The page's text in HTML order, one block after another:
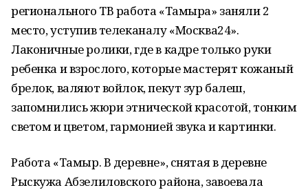
регионального ТВ работа «Тамыра» заняли 2
место, уступив телеканалу «Москва24».
Лаконичные ролики, где в кадре только руки
ребенка и взрослого, которые мастерят кожаный
брелок, валяют войлок, пекут зур балеш,
запомнились жюри этнической красотой, тонким
светом и цветом, гармонией звука и картинки.
Работа «Тамыр. В деревне», снятая в деревне
Рыскужа Абзелиловского района, завоевала